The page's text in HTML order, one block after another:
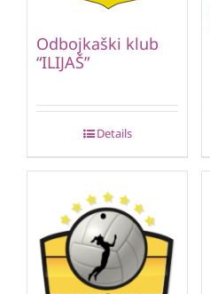
Odbojkaški klub
“ILIJAŠ”
Details